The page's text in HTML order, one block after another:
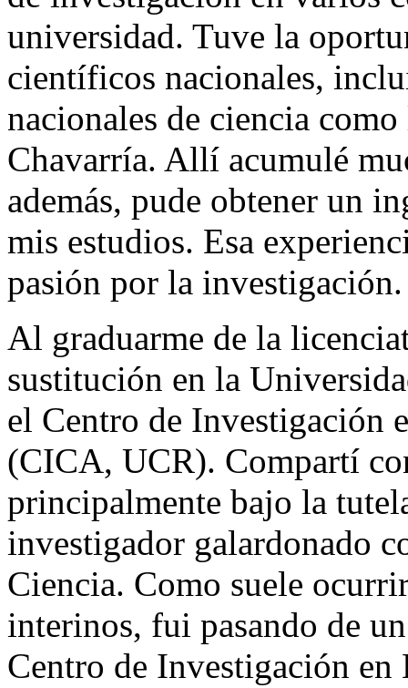
universidad. Tuve la
científicos nacionales,
nacionales de ciencia
Chavarría. Allí acumulé
además, pude obtener un
mis estudios. Esa
pasión por la investigación.
Al graduarme de la
sustitución en la
el Centro de Investigación
(CICA, UCR). Compartí
principalmente bajo la
investigador galardonado
Ciencia. Como suele
interinos, fui pasando de
Centro de Investigación